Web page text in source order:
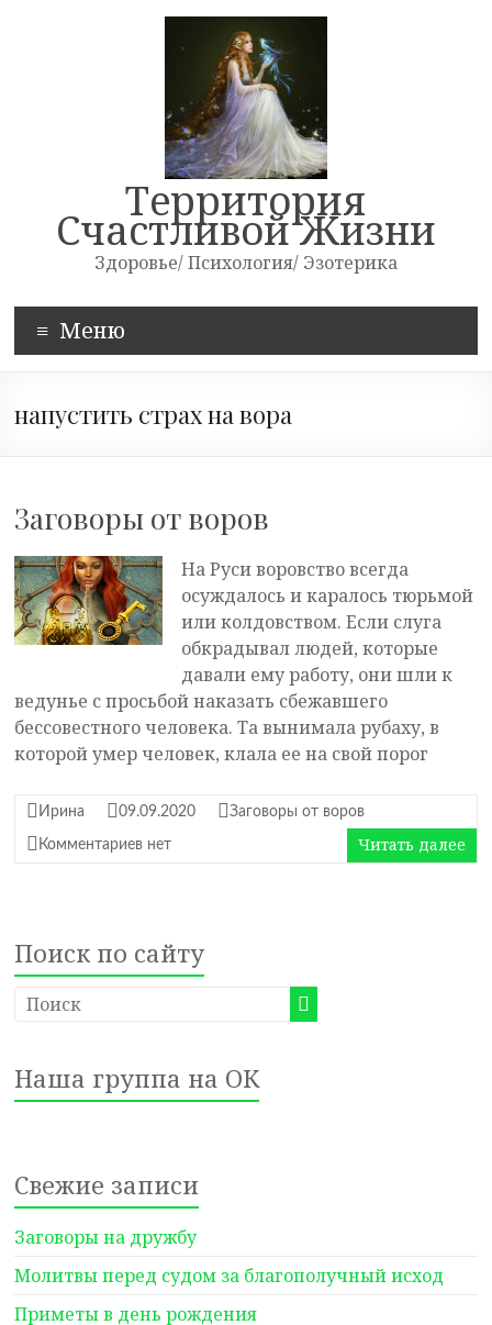
Территория
Счастливой Жизни
Здоровье/ Психология/ Эзотерика
Меню
напустить страх на вора
Заговоры от воров
На Руси воровство всегда
осуждалось и каралось тюрьмой
или колдовством. Если слуга
обкрадывал людей, которые
давали ему работу, они шли к
ведунье с просьбой наказать сбежавшего
бессовестного человека. Та вынимала рубаху, в
которой умер человек, клала ее на свой порог
Ирина 09.09.2020 Заговоры от воров
Комментариев нет Читать далее
Поиск по сайту
Наша группа на ОК
Свежие записи
Заговоры на дружбу
Молитвы перед судом за благополучный исход
Приметы в день рождения